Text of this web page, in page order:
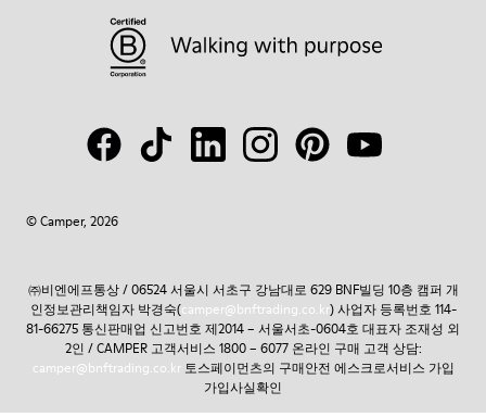
© Camper, 2026
㈜비엔에프통상 / 06524 서울시 서초구 강남대로 629 BNF빌딩 10층 캠퍼 개
인정보관리책임자 박경숙(camper@bnftrading.co.kr) 사업자 등록번호 114-
81-66275 통신판매업 신고번호 제2014 – 서울서초-0604호 대표자 조재성 외
2인 / CAMPER 고객서비스 1800 – 6077 온라인 구매 고객 상담:
camper@bnftrading.co.kr토스페이먼츠의 구매안전 에스크로서비스 가입
가입사실확인